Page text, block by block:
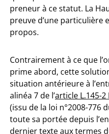
preneur à ce statut. La
preuve d’une particulière
propos.
Contrairement à ce que
prime abord, cette
situation antérieure à
alinéa 7 de l’article L.145-
(issu de la loi n°2008-776
toute sa portée depuis
dernier texte aux termes